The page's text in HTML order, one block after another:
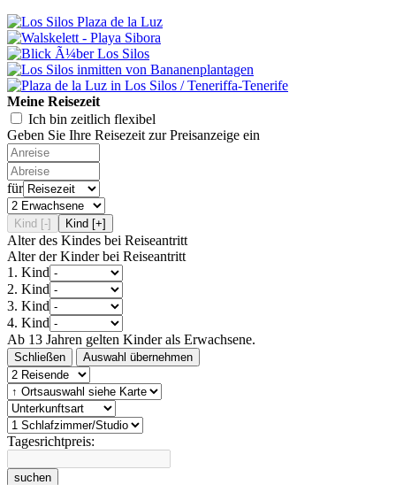
Meine Reisezeit
Ich bin zeitlich flexibel
Geben Sie Ihre Reisezeit zur Preisanzeige ein
für
Kind [-] Kind [+]
Alter des Kindes bei Reiseantritt
Alter der Kinder bei Reiseantritt
1. Kind
2. Kind
3. Kind
4. Kind
Ab 13 Jahren gelten Kinder als Erwachsene.
Schließen Auswahl übernehmen
Tagesrichtpreis:
suchen